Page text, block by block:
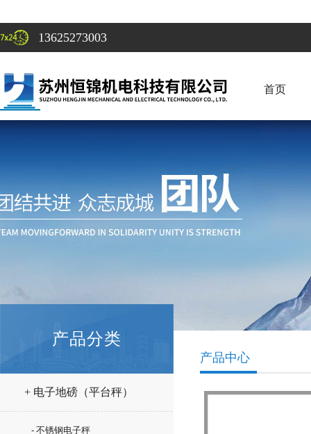
13625273003
首页
产品分类
+ 电子地磅（平台秤）
- 不锈钢电子秤
产品中心